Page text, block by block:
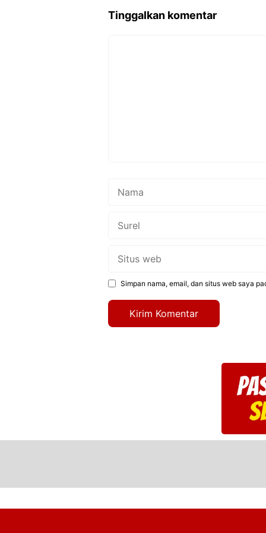
Tinggalkan komentar
Simpan nama, email, dan situs web saya